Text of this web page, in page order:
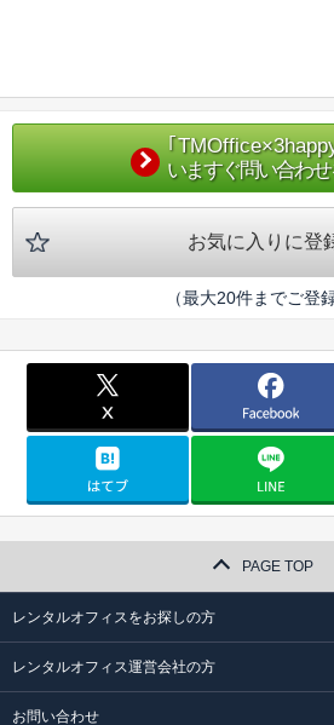
｢
いますぐ問い合わ
お気に入りに登
（最大20件までご登
PAGE TOP
レンタルオフィスをお探しの方
レンタルオフィス運営会社の方
お問い合わせ